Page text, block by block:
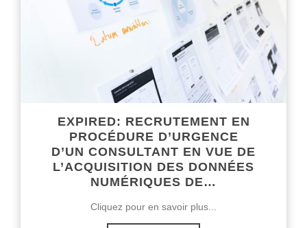
EXPIRED: RECRUTEMENT EN
PROCÉDURE D’URGENCE
D’UN CONSULTANT EN VUE DE
L’ACQUISITION DES DONNÉES
NUMÉRIQUES DE…
Cliquez pour en savoir plus...